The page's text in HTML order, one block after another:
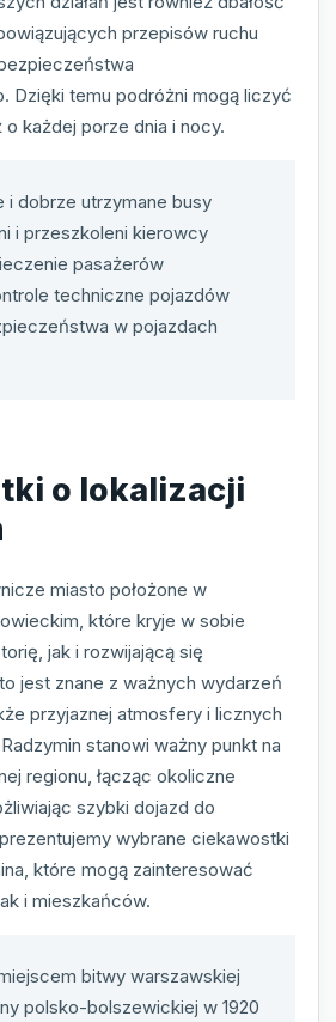
przepisów ruchu
Dzięki temu podróżni mogą liczyć
każdej porze dnia i nocy.
i dobrze utrzymane busy
i przeszkoleni kierowcy
pasażerów
techniczne pojazdów
w pojazdach
o lokalizacji
miasto położone w
które kryje w sobie
jak i rozwijającą się
jest znane z ważnych wydarzeń
przyjaznej atmosfery i licznych
stanowi ważny punkt na
regionu, łącząc okoliczne
szybki dojazd do
wybrane ciekawostki
które mogą zainteresować
i mieszkańców.
bitwy warszawskiej
polsko-bolszewickiej w 1920